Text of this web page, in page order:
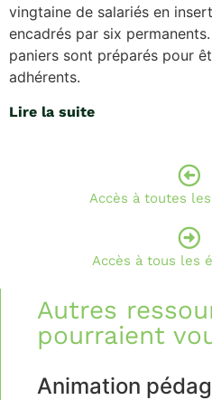
vingtaine de salariés en
encadrés par six
paniers sont préparés pour
adhérents.
Lire la suite
Accès à toutes
Accès à tous les
Autres
pourraient
Animation